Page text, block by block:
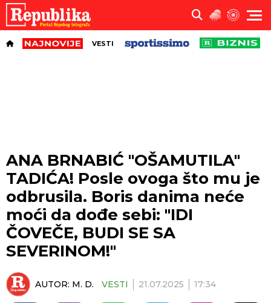
VESTI
ANA BRNABIĆ "OŠAMUTILA"
TADIĆA! Posle ovoga što mu je
odbrusila. Boris danima neće
moći da dođe sebi: "IDI
ČOVEČE, BUDI SE SA
SEVERINOM!"
AUTOR: M. D. VESTI 21.07.2025 17:34